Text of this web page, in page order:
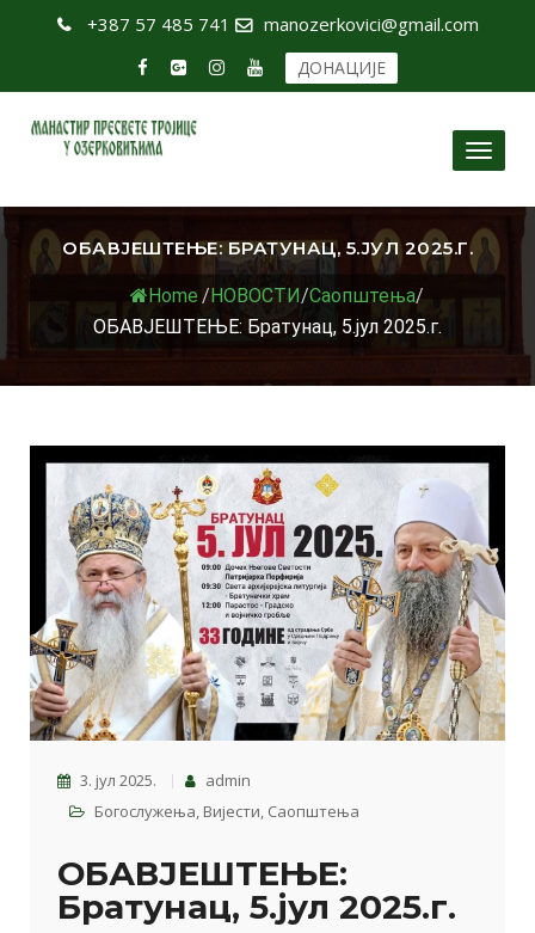
+387 57 485 741 manozerkovici@gmail.com
ДОНАЦИЈЕ
Toggle
ОБАВЈЕШТЕЊЕ: БРАТУНАЦ, 5.ЈУЛ 2025.Г.
Home /НОВОСТИ/Саопштења/
ОБАВЈЕШТЕЊЕ: Братунац, 5.јул 2025.г.
3. јул 2025.
admin
Богослужења Вијести Саопштења
ОБАВЈЕШТЕЊЕ:
Братунац, 5.јул 2025.г.